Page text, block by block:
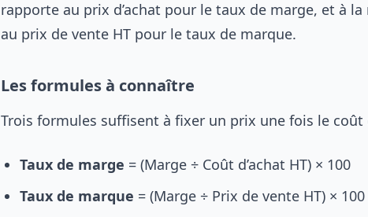
rapporte au prix d’achat pour le taux de marge, et à
au prix de vente HT pour le taux de marque.
Les formules à connaître
Trois formules suffisent à fixer un prix une fois le
Taux de marge = (Marge ÷ Coût d’achat HT) × 100
Taux de marque = (Marge ÷ Prix de vente HT) × 100